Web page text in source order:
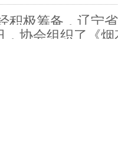
积极筹备，辽宁
训班在熊岳小雨
，协会组织了《